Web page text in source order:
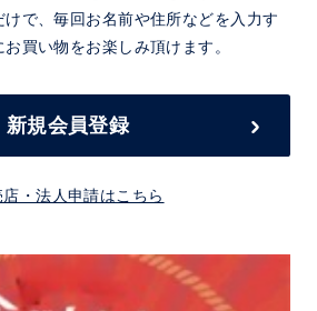
けで、毎回お名前や住所などを入力す
買い物をお楽しみ頂けます。
新規会員登録
・法人申請はこちら